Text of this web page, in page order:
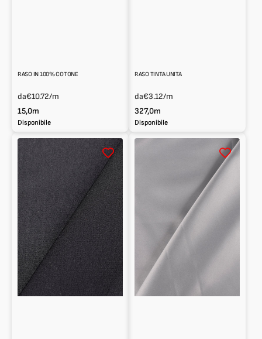
RASO IN 100% COTONE
da€10.72/m
15,0m
Disponibile
RASO TINTA UNITA
da€3.12/m
327,0m
Disponibile
Raso
tinta